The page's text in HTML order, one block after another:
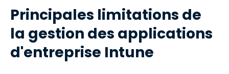
Principales limitations de
la gestion des applications
d'entreprise Intune